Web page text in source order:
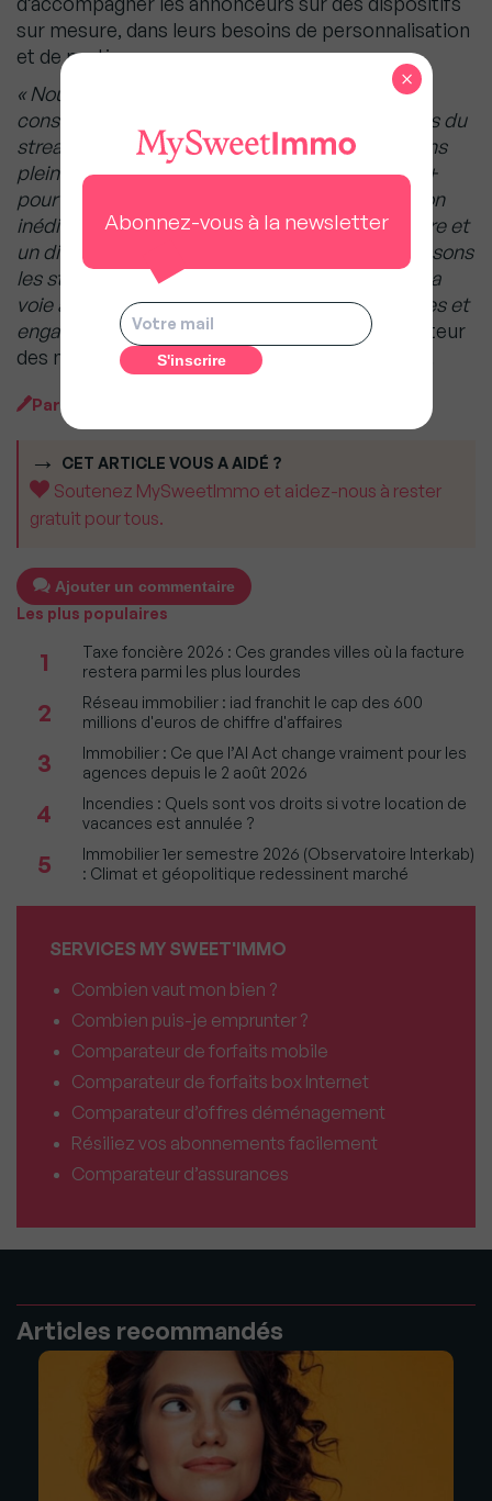
sur mesure, dans leurs besoins de personnalisation
et de pertinence.
« Nous sommes fiers de cette campagne qui
constitue une véritable révolution dans l’univers du
streaming. Pour la première fois, nous exploitons
pleinement la puissance technologique de TF1+
pour offrir un ciblage géolocalisé d’une précision
inédite. Avec plus de 3 800 créations sur mesure et
un dispositif data-driven unique, nous redéfinissons
les standards de la publicité locale et ouvrons la
voie à des expériences toujours plus pertinentes et
engageantes », conclut Dimitri Marcadé, Directeur
des marques et du développement de TF1 PUB.
Par
CET ARTICLE VOUS A AIDÉ ?
Soutenez MySweetImmo et aidez-nous à rester
gratuit pour tous.
Ajouter un commentaire
Les plus populaires
1
Taxe foncière 2026 : Ces grandes villes où la facture
restera parmi les plus lourdes
2
Réseau immobilier : iad franchit le cap des 600
millions d'euros de chiffre d'affaires
3
Immobilier : Ce que l’AI Act change vraiment pour les
agences depuis le 2 août 2026
4
Incendies : Quels sont vos droits si votre location de
vacances est annulée ?
5
Immobilier 1er semestre 2026 (Observatoire Interkab)
: Climat et géopolitique redessinent marché
SERVICES MY SWEET'IMMO
Combien vaut mon bien ?
Combien puis-je emprunter ?
Comparateur de forfaits mobile
Comparateur de forfaits box Internet
Comparateur d’offres déménagement
Résiliez vos abonnements facilement
Comparateur d’assurances
Articles recommandés
Abonnez-vous à la newsletter
×